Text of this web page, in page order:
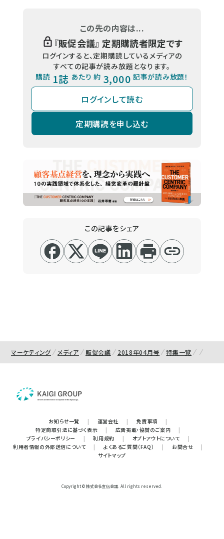
この先の内容は...
『販促会議』 定期購読者限定です
ログインすると、定期購読しているメディアの
すべての記事が読み放題となります。
購読 1誌 あたり 約 3,000 記事が読み放題！
ログインして読む
定期購読を申し込む
この記事をシェア
マーケティング メディア 販促会議 2018年04月号 特集一覧
お知らせ一覧 | 運営会社 | 免責事項
|
特定商取引法に基づく表示
| 広告掲載・協賛のご案内
|
プライバシーポリシー
| 利用規約 | オプトアウトについて
|
利用者情報の外部送信について
| よくあるご質問（FAQ） | お問合せ
|
サイトマップ
Copyright © 株式会社宣伝会議. All rights reserved.